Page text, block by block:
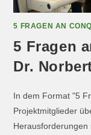
5 FRAGEN AN
5 Fragen
Dr.
In dem Format "5
Projektmitglieder